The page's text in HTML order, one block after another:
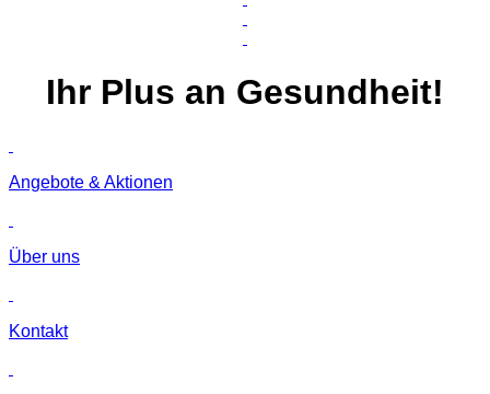
Ihr Plus an Gesundheit!
Angebote & Aktionen
Über uns
Kontakt